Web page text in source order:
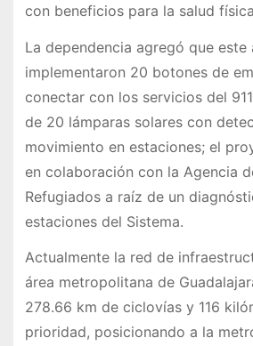
con beneficios para la salud
La dependencia agregó que este
implementaron 20 botones de
conectar con los servicios del
de 20 lámparas solares con
movimiento en estaciones; el
en colaboración con la Agencia
Refugiados a raíz de un
estaciones del Sistema.
Actualmente la red de
área metropolitana de
278.66 km de ciclovías y 116
prioridad, posicionando a la